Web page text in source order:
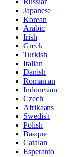
Russian
Japanese
Korean
Arabic
Irish
Greek
Turkish
Italian
Danish
Romanian
Indonesian
Czech
Afrikaans
Swedish
Polish
Basque
Catalan
Esperanto